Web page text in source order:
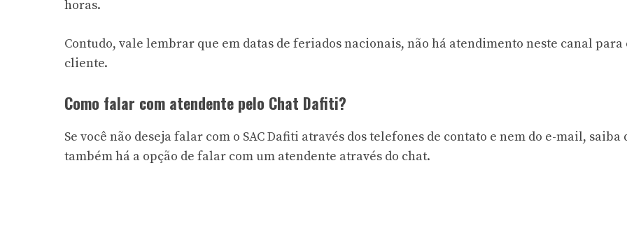
horas.
Contudo, vale lembrar que em datas de feriados nacionais, não há atendimento neste canal para
cliente.
Como falar com atendente pelo Chat Dafiti?
Se você não deseja falar com o SAC Dafiti através dos telefones de contato e nem do e-mail, saiba
também há a opção de falar com um atendente através do chat.